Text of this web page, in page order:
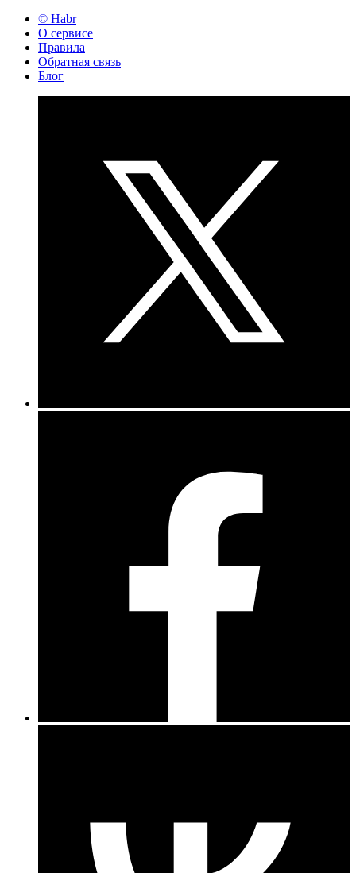
© Habr
О сервисе
Правила
Обратная связь
Блог